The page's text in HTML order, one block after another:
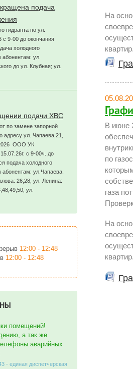
На
В июне
по
газа
На
подача
гидранта по ул.
с 9-00 до окончания
холодного
ул.
до ул. Клубная; ул.
подачи ХВС
по замене запорной
ул. Чапаева,21,
ООО УК
с 9-00ч. до
подача холодного
ул.Чапаева:
26,28; ул. Ленина:
ул.
12:00 - 12:48
12:00 - 12:48
помещений!
а так же
аварийных
- единая диспетчерская